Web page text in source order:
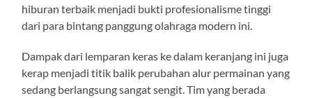
hiburan terbaik menjadi bukti profesionalisme tinggi
dari para bintang panggung olahraga modern ini.
Dampak dari lemparan keras ke dalam keranjang ini juga
kerap menjadi titik balik perubahan alur permainan yang
sedang berlangsung sangat sengit. Tim yang berada